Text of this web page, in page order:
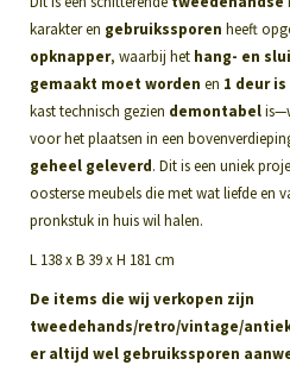
karakter en gebruikssporen heeft
opknapper, waarbij het hang- en
gemaakt moet worden en 1 deur
kast technisch gezien demontabel
voor het plaatsen in een
geheel geleverd. Dit is een uniek
oosterse meubels die met wat liefde en
pronkstuk in huis wil halen.
L 138 x B 39 x H 181 cm
De items die wij verkopen zijn
tweedehands/retro/vintage/
er altijd wel gebruikssporen